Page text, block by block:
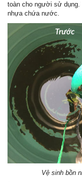
toàn cho người sử dụng.
nhựa chứa nước.
Vệ sinh bồn